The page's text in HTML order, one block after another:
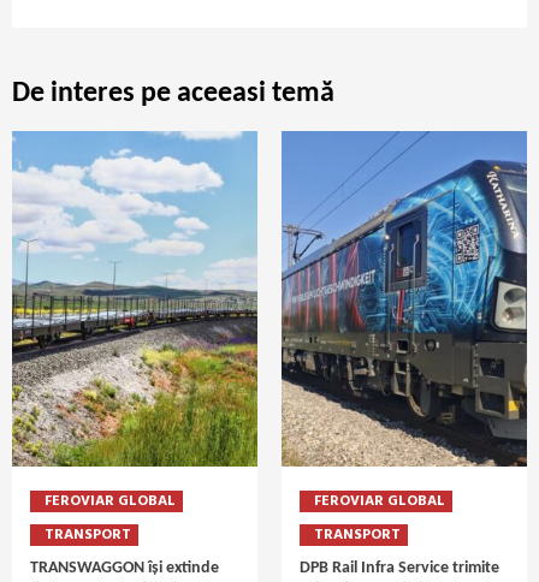
De interes pe aceeasi temă
FEROVIAR GLOBAL
TRANSPORT
TRANSWAGGON își extinde
FEROVIAR GLOBAL
TRANSPORT
DPB Rail Infra Service trimite